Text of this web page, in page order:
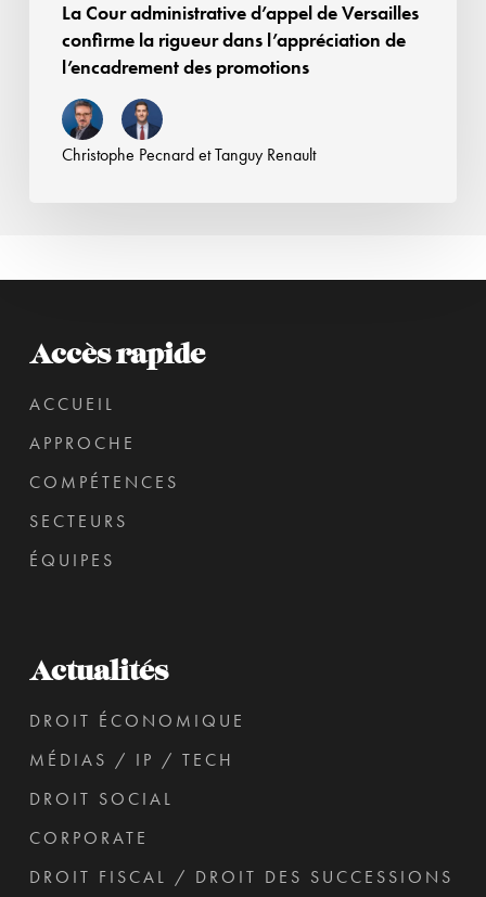
l’encadrement
La Cour administrative d’appel de Versailles
confirme la rigueur dans l’appréciation de
l’encadrement des promotions
Christophe PecnardetTanguy Renault
Accès rapide
ACCUEIL
APPROCHE
COMPÉTENCES
SECTEURS
ÉQUIPES
Actualités
DROIT ÉCONOMIQUE
MÉDIAS / IP / TECH
DROIT SOCIAL
CORPORATE
DROIT FISCAL / DROIT DES SUCCESSIONS